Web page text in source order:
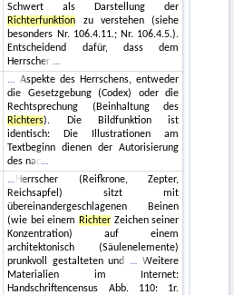
Schwert als Darstellung der
Richterfunktion zu verstehen (siehe
besonders Nr. 106.4.11.; Nr. 106.4.5.).
Entscheidend dafür, dass dem
Herrscher
Aspekte des Herrschens, entweder
die Gesetzgebung (Codex) oder die
Rechtsprechung (Beinhaltung des
Richters). Die Bildfunktion ist
identisch: Die Illustrationen am
Textbeginn dienen der Autorisierung
des nac
Herrscher (Reifkrone, Zepter,
Reichsapfel) sitzt mit
übereinandergeschlagenen Beinen
(wie bei einem Richter Zeichen seiner
Konzentration) auf einem
architektonisch (Säulenelemente)
prunkvoll gestalteten und
Weitere
Materialien im Internet:
Handschriftencensus Abb. 110: 1r.